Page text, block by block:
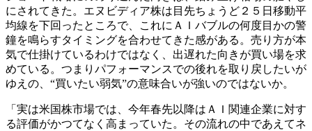
にされてきた。エヌビディア株は目先ちょうど２５日移動平
均線を下回ったところで、これにＡＩバブルの何度目かの警
鐘を鳴らすタイミングを合わせてきた感がある。売り方が本
気で仕掛けているわけではなく、出遅れた向きが買い場を求
めている。つまりパフォーマンスでの後れを取り戻したいが
ゆえの、“買いたい弱気”の意味合いが強いのではないか。
「実は米国株市場では、今年春先以降はＡＩ関連企業に対す
る評価がかつてなく高まっていた。その流れの中であえてネ